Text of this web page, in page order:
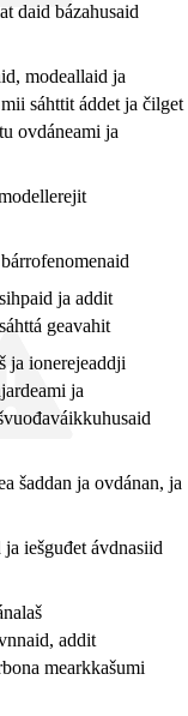
daid bázahusaid
modeallaid ja
sáhttit áddet ja čilget
ovdáneami ja
ja addit
geavahit
ja ionerejeaddji
ja
šaddan ja ovdánan, ja
iešguđet ávdnasiid
addit
mearkkašumi